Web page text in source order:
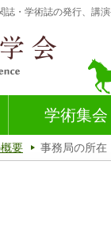
・学術誌の発行、講
学術集会
要 事務局の所在